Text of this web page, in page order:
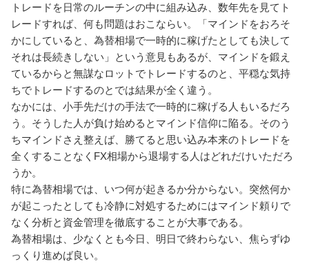
トレードを日常のルーチンの中に組み込み、数年先を見てト
レードすれば、何も問題はおこならい。「マインドをおろそ
かにしていると、為替相場で一時的に稼げたとしても決して
それは長続きしない」という意見もあるが、マインドを鍛え
ているからと無謀なロットでトレードするのと、平穏な気持
ちでトレードするのとでは結果が全く違う。
なかには、小手先だけの手法で一時的に稼げる人もいるだろ
う。そうした人が負け始めるとマインド信仰に陥る。そのう
ちマインドさえ整えば、勝てると思い込み本来のトレードを
全くすることなくFX相場から退場する人はどれだけいただろ
うか。
特に為替相場では、いつ何が起きるか分からない。突然何か
が起こったとしても冷静に対処するためにはマインド頼りで
なく分析と資金管理を徹底することが大事である。
為替相場は、少なくとも今日、明日で終わらない、焦らずゆ
っくり進めば良い。